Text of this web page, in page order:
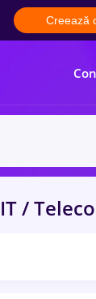
Creează
IT /